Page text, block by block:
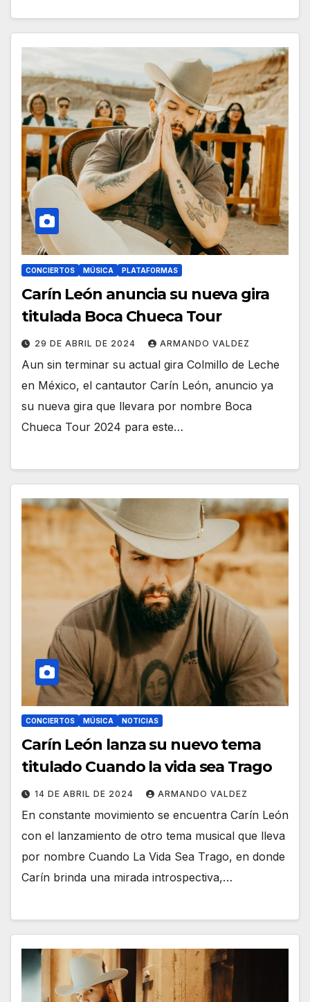
CONCIERTOS MÚSICA PLATAFORMAS
Carín León anuncia su nueva gira
titulada Boca Chueca Tour
29 DE ABRIL DE 2024 ARMANDO VALDEZ
Aun sin terminar su actual gira Colmillo de Leche
en México, el cantautor Carín León, anuncio ya
su nueva gira que llevara por nombre Boca
Chueca Tour 2024 para este…
CONCIERTOS MÚSICA NOTICIAS
Carín León lanza su nuevo tema
titulado Cuando la vida sea Trago
14 DE ABRIL DE 2024 ARMANDO VALDEZ
En constante movimiento se encuentra Carín León
con el lanzamiento de otro tema musical que lleva
por nombre Cuando La Vida Sea Trago, en donde
Carín brinda una mirada introspectiva,…